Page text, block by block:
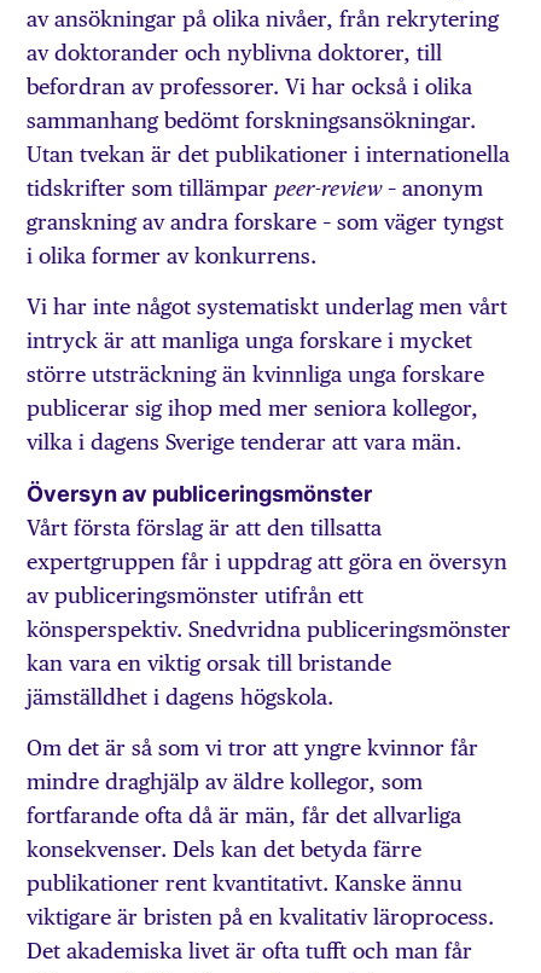
av ansökningar på olika nivåer, från rekrytering
av doktorander och nyblivna doktorer, till
befordran av professorer. Vi har också i olika
sammanhang bedömt forskningsansökningar.
Utan tvekan är det publikationer i internationella
tidskrifter som tillämparpeer-review– anonym
granskning av andra forskare – som väger tyngst
i olika former av konkurrens.
Vi har inte något systematiskt underlag men vårt
intryck är att manliga unga forskare i mycket
större utsträckning än kvinnliga unga forskare
publicerar sig ihop med mer seniora kollegor,
vilka i dagens Sverige tenderar att vara män.
Översyn av publiceringsmönster
Vårt första förslag är att den tillsatta
expertgruppen får i uppdrag att göra en översyn
av publiceringsmönster utifrån ett
könsperspektiv. Snedvridna publiceringsmönster
kan vara en viktig orsak till bristande
jämställdhet i dagens högskola.
Om det är så som vi tror att yngre kvinnor får
mindre draghjälp av äldre kollegor, som
fortfarande ofta då är män, får det allvarliga
konsekvenser. Dels kan det betyda färre
publikationer rent kvantitativt. Kanske ännu
viktigare är bristen på en kvalitativ läroprocess.
Det akademiska livet är ofta tufft och man får